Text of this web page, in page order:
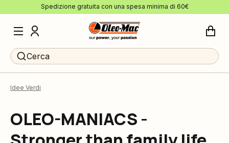
Spedizione gratuita con una spesa minima di 60€
Cerca
Idee Verdi
OLEO-MANIACS -